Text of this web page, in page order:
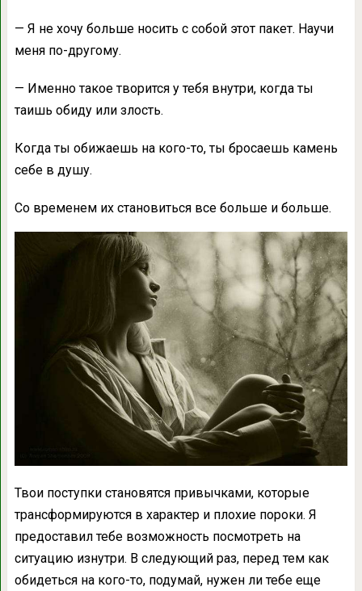
— Я не хочу больше носить с собой этот пакет. Научи
меня по-другому.
— Именно такое творится у тебя внутри, когда ты
таишь обиду или злость.
Когда ты обижаешь на кого-то, ты бросаешь камень
себе в душу.
Со временем их становиться все больше и больше.
Твои поступки становятся привычками, которые
трансформируются в характер и плохие пороки. Я
предоставил тебе возможность посмотреть на
ситуацию изнутри. В следующий раз, перед тем как
обидеться на кого-то, подумай, нужен ли тебе еще